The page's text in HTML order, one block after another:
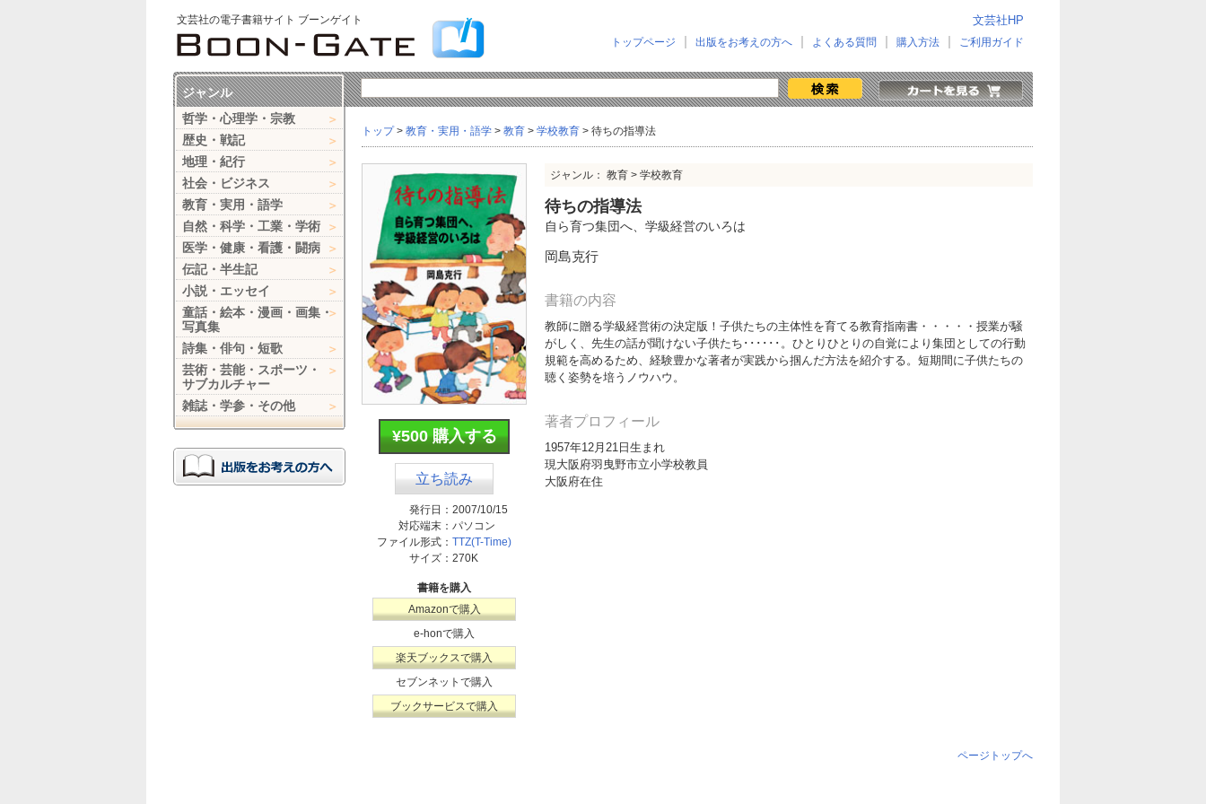
文芸社の電子書籍サイト ブーンゲイト 文芸社HP
トップページ 出版をお考えの方へ よくある質問 購入方法 ご利用ガイド
トップ> 教育・実用・語学 > 教育 > 学校教育 > 待ちの指導法
¥500 購入する
立ち読み
発行日： 2007/10/15
対応端末： パソコン
ファイル形式： TTZ(T-Time)
サイズ： 270K
書籍を購入
Amazonで購入
e-honで購入
楽天ブックスで購入
セブンネットで購入
ブックサービスで購入
ジャンル： 教育 > 学校教育
待ちの指導法
自ら育つ集団へ、学級経営のいろは
岡島克行
書籍の内容
教師に贈る学級経営術の決定版！子供たちの主体性を育てる教育指南書・・・・・授業が騒
がしく、先生の話が聞けない子供たち･･････。ひとりひとりの自覚により集団としての行動
規範を高めるため、経験豊かな著者が実践から掴んだ方法を紹介する。短期間に子供たちの
聴く姿勢を培うノウハウ。
著者プロフィール
1957年12月21日生まれ
現大阪府羽曳野市立小学校教員
大阪府在住
ページトップへ
ジャンル
哲学・心理学・宗教
歴史・戦記
地理・紀行
社会・ビジネス
教育・実用・語学
自然・科学・工業・学術
医学・健康・看護・闘病
伝記・半生記
小説・エッセイ
童話・絵本・漫画・画集・
写真集
詩集・俳句・短歌
芸術・芸能・スポーツ・
サブカルチャー
雑誌・学参・その他